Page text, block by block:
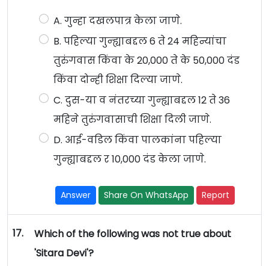
A. गुन्हा दखलपात्र केला जाणे.
B. पहिल्या गुन्ह्याबद्दल 6 ते 24 महिन्यांचा
तुरुंगवास किंवा के 20,000 ते के 50,000 दंड
किंवा दोन्ही शिक्षा दिल्या जाणे.
C. दुस-या व नंतरच्या गुन्ह्याबद्दल 12 ते 36
महिने तुरुंगवासाची शिक्षा दिली जाणे.
D. आई-वडिल किंवा पालकांना पहिल्या
गुन्ह्याबद्दल र 10,000 दंड केला जाणे.
Answer Share On WhatsApp Report
17.
Which of the following was not true about
'Sitara Devi'?